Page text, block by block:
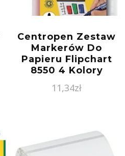
Centropen Zestaw
Markerów Do
Papieru Flipchart
8550 4 Kolory
Centropen
11,34zł